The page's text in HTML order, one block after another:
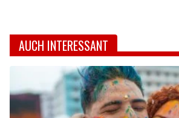
AUCH INTERESSANT